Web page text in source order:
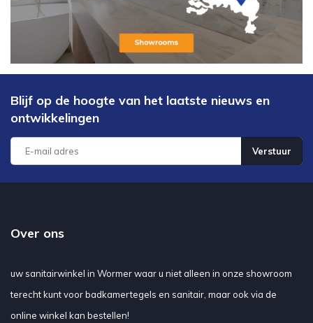
Blijf op de hoogte van het laatste nieuws en
ontwikkelingen
Verstuur
Over ons
uw sanitairwinkel in Wormer waar u niet alleen in onze showroom
terecht kunt voor badkamertegels en sanitair, maar ook via de
online winkel kan bestellen!